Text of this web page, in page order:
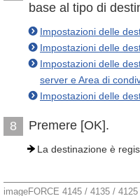
base al tipo di
Impostazioni delle
Impostazioni delle
Impostazioni delle
server e Area di
Impostazioni delle
8 Premere [OK].
La destinazione è
imageFORCE 4145 / 4135 / 4125